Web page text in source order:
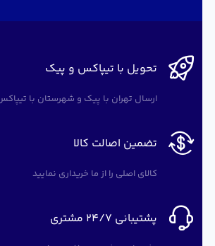
تحویل با تیپاکس و پیک
ارسال تهران با پیک و شهرستان با
تضمین اصالت کالا
کالای اصلی را از ما خریداری نمایید
پشتیبانی 24/7 مشتری